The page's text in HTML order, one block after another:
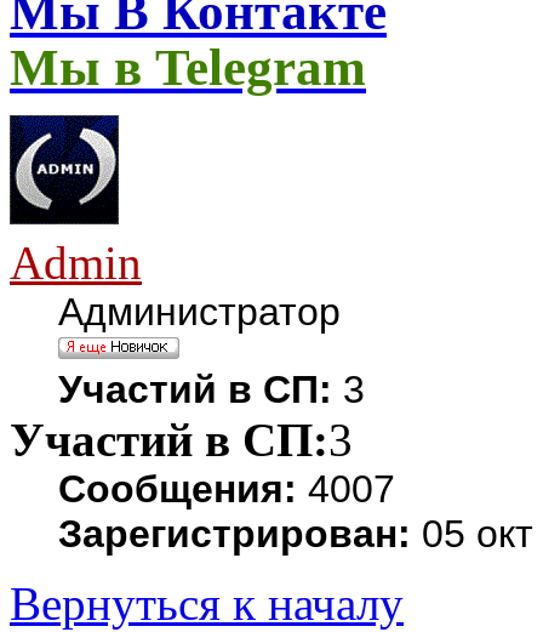
Мы В Контакте
Мы в Telegram
Admin
Администратор
Участий в СП: 3
Участий в СП:3
Сообщения: 4007
Зарегистрирован: 05
Вернуться к началу